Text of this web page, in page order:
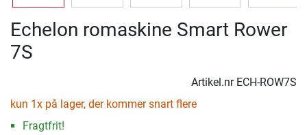
Echelon romaskine Smart Rower
7S
Artikel.nr ECH-ROW7S
kun 1x på lager, der kommer snart flere
Fragtfrit!